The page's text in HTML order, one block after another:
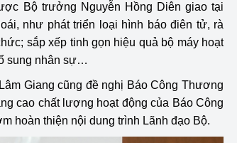
Bộ trưởng Nguyễn Hồng Diên giao tại
như phát triển loại hình báo điên tử, rà
sắp xếp tinh gọn hiệu quả bộ máy hoạt
sung nhân sự…
Giang cũng đề nghị Báo Công Thương
cao chất lượng hoạt động của Báo Công
hoàn thiện nội dung trình Lãnh đạo Bộ.